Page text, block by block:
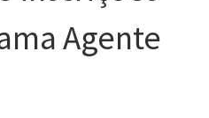
Agente